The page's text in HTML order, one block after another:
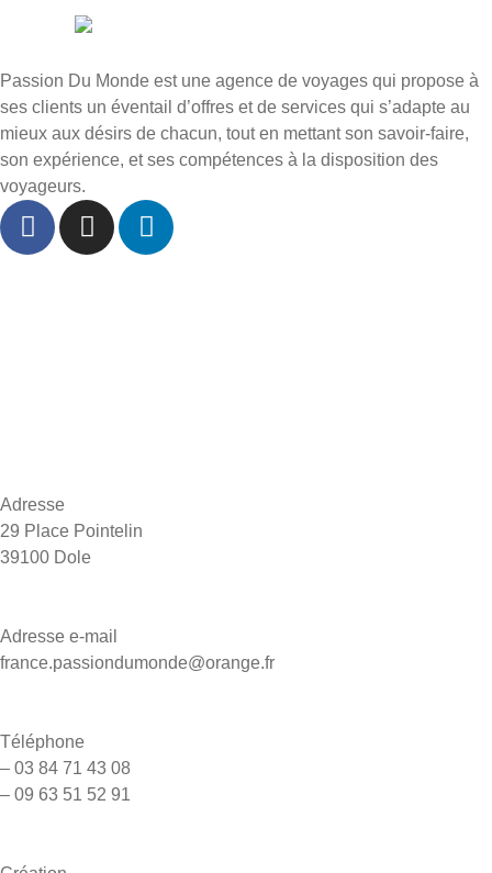
Passion Du Monde est une agence de voyages qui propose à
ses clients un éventail d’offres et de services qui s’adapte au
mieux aux désirs de chacun, tout en mettant son savoir-faire,
son expérience, et ses compétences à la disposition des
voyageurs.
Adresse
29 Place Pointelin
39100 Dole
Adresse e-mail
france.passiondumonde@orange.fr
Téléphone
– 03 84 71 43 08
– 09 63 51 52 91